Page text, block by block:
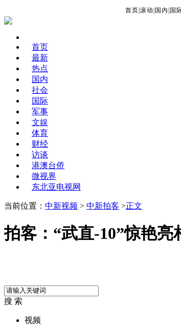
首页 滚动 国内 国
首页
最新
热点
国内
社会
国际
军事
文娱
体育
财经
访谈
港澳台侨
微视界
东北亚电视网
当前位置： 中新视频 > 中新拍客 >正文
拍客：“武直-10”惊艳亮
搜 索
视频